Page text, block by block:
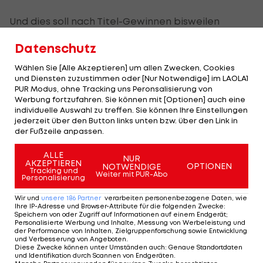
Und dies soll nach Titel-Gewinnen bisweilen
der Sport-Podcast
Hierländer augenzwinkernd von seinem Filmriss
nach der einen oder anderen Feier in Salzburg.
Selbigen kann er auch diesmal nicht ausschließen,
sobald die richtige Cup-Party von Sturm steigt:
"Dann, wenn gefeiert wird, können wir einen
Filmriss haben und dann ist mir auch wurscht, wie
Datenschutz
Wählen Sie [Alle Akzeptieren] um allen Zwecken, Cookies
und Diensten zuzustimmen oder [Nur Notwendige] im LAOLA1
PUR Modus, ohne Tracking uns Peronsalisierung von
Werbung fortzufahren. Sie können mit [Optionen] auch eine
individuelle Auswahl zu treffen. Sie können Ihre Einstellungen
jederzeit über den Button links unten bzw. über den Link in
der Fußzeile anpassen.
ALLE
AKZEPTIEREN
Tracking und
Personalisierung
NUR
NOTWENDIGE
Weiter mit PUR-Abo
OPTIONEN
Wir und unsere 186 Partner verarbeiten personenbezogene Daten, wie
Ihre IP-Adresse und Browser-Attribute für die folgenden Zwecke:
Speichern von oder Zugriff auf Informationen auf einem Endgerät;
Personalisierte Werbung und Inhalte, Messung von Werbeleistung und
der Performance von Inhalten, Zielgruppenforschung sowie Entwicklung
und Verbesserung von Angeboten
Diese Zwecke können unter Umständen auch: Genaue Standortdaten
und Identifikation durch Scannen von Endgeräten